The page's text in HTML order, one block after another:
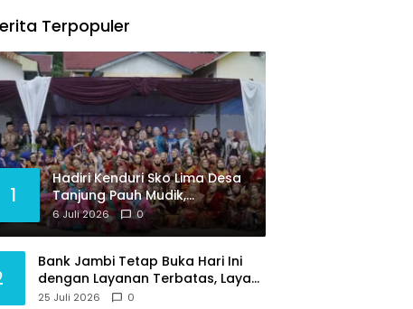
Terpopuler
1
Hadiri Kenduri Sko Lima Desa
Tanjung Pauh Mudik,
Gubernur Al Haris Apresiasi
Tradisi jadi Pemersatu dan
Desa
6 Juli 2026 0
Bank Jambi Tetap Buka Hari Ini
dengan Layanan Terbatas, Layani
Penggantian Kartu ATM dan
25 Juli 2026 0